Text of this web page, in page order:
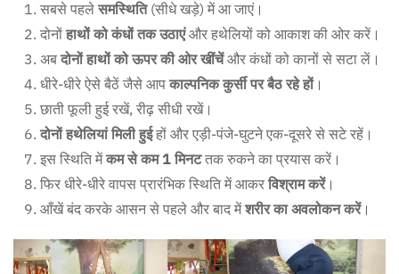
सबसे पहलेसमस्थिति(सीधे खड़े) में आ जाएं।
दोनोंहाथों को कंधों तक उठाएंऔर हथेलियों को आकाश की ओर करें।
अबदोनों हाथों को ऊपर की ओर खींचेंऔर कंधों को कानों से सटा लें।
धीरे-धीरे ऐसे बैठें जैसे आपकाल्पनिक कुर्सी पर बैठ रहे हों।
छाती फूली हुई रखें, रीढ़ सीधी रखें।
दोनों हथेलियां मिली हुईहों और एड़ी-पंजे-घुटने एक-दूसरे से सटे रहें।
इस स्थिति मेंकम से कम 1 मिनटतक रुकने का प्रयास करें।
फिर धीरे-धीरे वापस प्रारंभिक स्थिति में आकरविश्राम करें।
आँखें बंद करके आसन से पहले और बाद मेंशरीर का अवलोकन करें।